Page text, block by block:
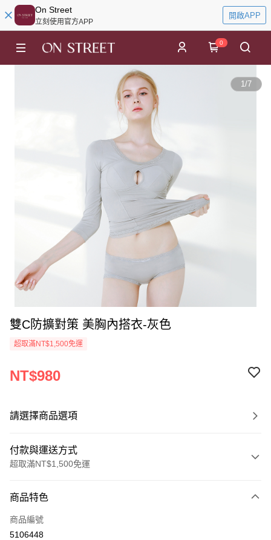
On Street
立刻使用官方APP
開啟APP
0
1/7
雙C防擴對策 美胸內搭衣-灰色
超取滿NT$1,500免運
NT$980
請選擇商品選項
付款與運送方式
超取滿NT$1,500免運
信用卡一次付款
信用卡分期付款
商品特色
商品編號
5106448